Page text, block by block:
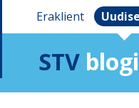
Eraklient
STV blogi